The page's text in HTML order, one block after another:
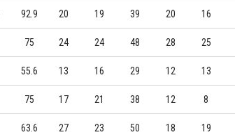
92.9 20 19 39 20 16
75 24 24 48 28 25
55.6 13 16 29 12 13
75 17 21 38 12 8
63.6 27 23 50 18 19